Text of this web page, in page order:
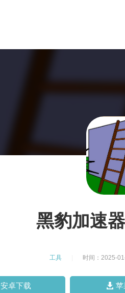
黑豹加速
工具 时间：2025-
安卓下载 苹